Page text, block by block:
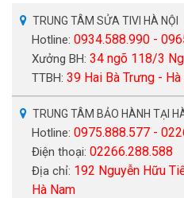
TRUNG TÂM SỬA TIVI HÀ NỘI
Hotline: 0934.588.990 -
Xưởng BH: 34 ngõ 118/3
TTBH: 39 Hai Bà Trưng -
TRUNG TÂM BẢO HÀNH TẠI
Hotline: 0975.888.577 -
Điện thoại: 02266.288.588
Địa chỉ: 192 Nguyễn Hữu
Hà Nam